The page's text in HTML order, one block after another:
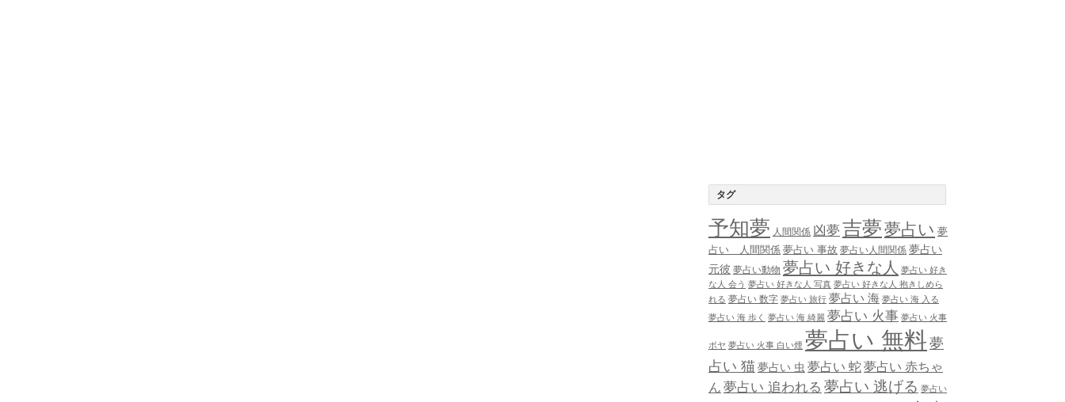
タグ
予知夢 人間関係 凶夢 吉夢夢占い 夢
占い 人間関係 夢占い 事故 夢占い人間関係 夢占い
元彼 夢占い動物 夢占い 好きな人 夢占い 好き
な人 会う 夢占い 好きな人 写真 夢占い 好きな人 抱きしめら
れる 夢占い 数字 夢占い 旅行 夢占い 海 夢占い 海 入る
夢占い 海 歩く 夢占い 海 綺麗 夢占い 火事 夢占い 火事
ボヤ 夢占い 火事 白い煙 夢占い 無料 夢
占い 猫夢占い 虫 夢占い 蛇夢占い 赤ちゃ
ん 夢占い 追われる 夢占い 逃げる 夢占い